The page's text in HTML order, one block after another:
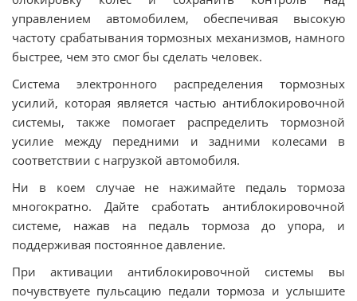
управлением автомобилем, обеспечивая высокую
частоту срабатывания тормозных механизмов, намного
быстрее, чем это смог бы сделать человек.
Система электронного распределения тормозных
усилий, которая является частью антиблокировочной
системы, также помогает распределить тормозной
усилие между передними и задними колесами в
соответствии с нагрузкой автомобиля.
Ни в коем случае не нажимайте педаль тормоза
многократно. Дайте сработать антиблокировочной
системе, нажав на педаль тормоза до упора, и
поддерживая постоянное давление.
При активации антиблокировочной системы вы
почувствуете пульсацию педали тормоза и услышите